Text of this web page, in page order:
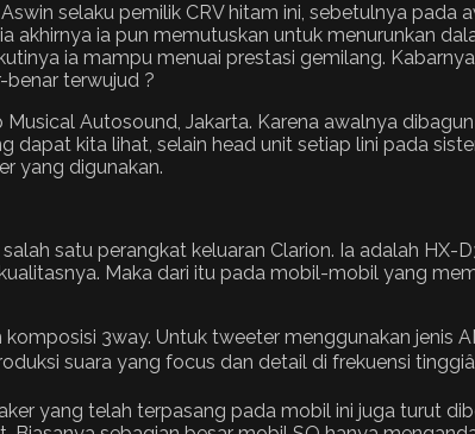
selaku pemilik CRV hitam ini, sebetulnya
akhirnya ia pun memutuskan untuk menurunkan
ia mampu menuai prestasi gemilang.
benar terwujud ?
Autosound, Jakarta. Karena awalnya
dapat kita lihat, selain head unit setiap lini pada
yang digunakan.
satu perangkat keluaran Clarion. Ia adalah
Maka dari itu pada mobil-mobil yang
3way. Untuk tweeter menggunakan jenis
suara yang focus dan detail di frekuensi
yang telah terpasang pada mobil ini juga turut